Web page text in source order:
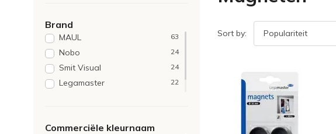
Brand
MAUL 63
Nobo 24
Smit Visual 24
Legamaster 22
Commerciële kleurnaam
Sort by: